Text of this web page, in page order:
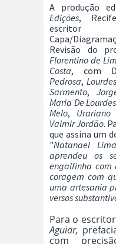
A produção
Edições,
escritor
Capa/
Revisão do
Florentino de
Costa, com
Pedrosa,
Sarmento,
Maria De
Melo, Urariano
Valmir Jordão.
que assina um
"Natanael
aprendeu os
engalfinha com
coragem com
uma artesania
versos
Para o
Aguiar,
com